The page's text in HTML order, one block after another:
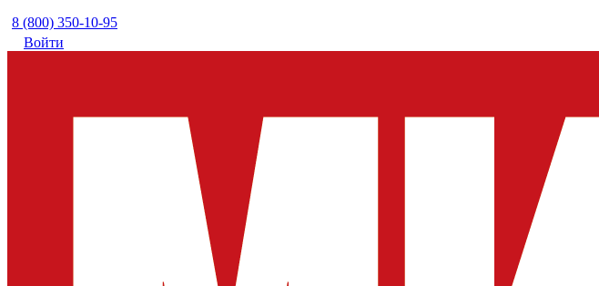
8 (800) 350-10-95
Войти